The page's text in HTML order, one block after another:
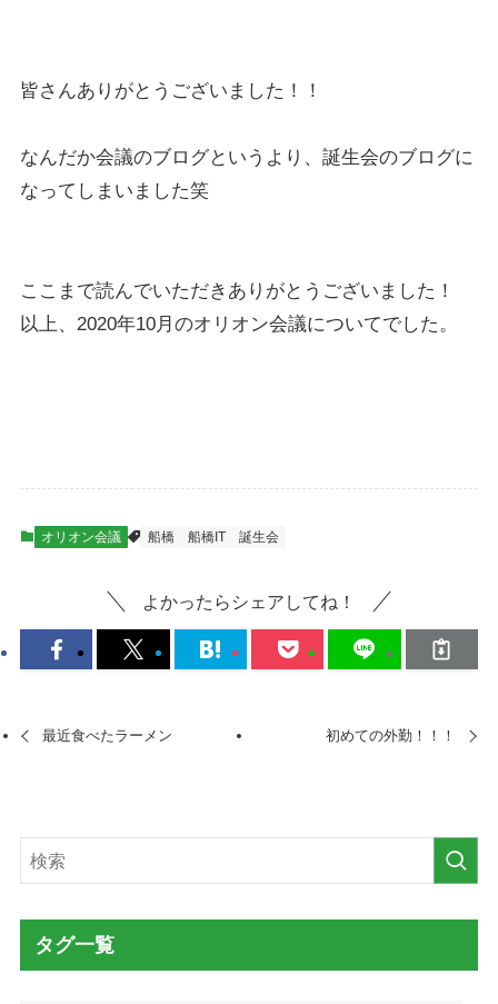
皆さんありがとうございました！！
なんだか会議のブログというより、誕生会のブログに
なってしまいました笑
ここまで読んでいただきありがとうございました！
以上、2020年10月のオリオン会議についてでした。
オリオン会議 船橋 船橋IT 誕生会
よかったらシェアしてね！
最近食べたラーメン 初めての外勤！！！
タグ一覧